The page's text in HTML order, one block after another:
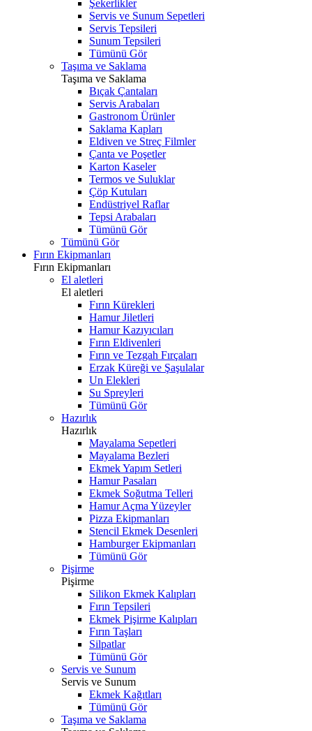
Şekerlikler
Servis ve Sunum Sepetleri
Servis Tepsileri
Sunum Tepsileri
Tümünü Gör
Taşıma ve Saklama
Taşıma ve Saklama
Bıçak Çantaları
Servis Arabaları
Gastronom Ürünler
Saklama Kapları
Eldiven ve Streç Filmler
Çanta ve Poşetler
Karton Kaseler
Termos ve Suluklar
Çöp Kutuları
Endüstriyel Raflar
Tepsi Arabaları
Tümünü Gör
Tümünü Gör
Fırın Ekipmanları
Fırın Ekipmanları
El aletleri
El aletleri
Fırın Kürekleri
Hamur Jiletleri
Hamur Kazıyıcıları
Fırın Eldivenleri
Fırın ve Tezgah Fırçaları
Erzak Küreği ve Şaşulalar
Un Elekleri
Su Spreyleri
Tümünü Gör
Hazırlık
Hazırlık
Mayalama Sepetleri
Mayalama Bezleri
Ekmek Yapım Setleri
Hamur Pasaları
Ekmek Soğutma Telleri
Hamur Açma Yüzeyler
Pizza Ekipmanları
Stencil Ekmek Desenleri
Hamburger Ekipmanları
Tümünü Gör
Pişirme
Pişirme
Silikon Ekmek Kalıpları
Fırın Tepsileri
Ekmek Pişirme Kalıpları
Fırın Taşları
Silpatlar
Tümünü Gör
Servis ve Sunum
Servis ve Sunum
Ekmek Kağıtları
Tümünü Gör
Taşıma ve Saklama